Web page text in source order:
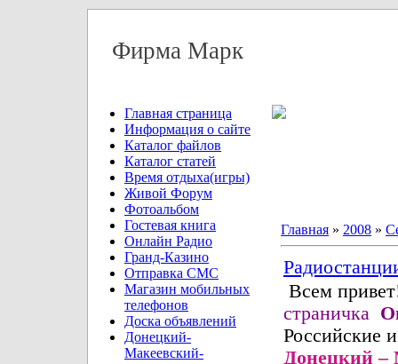
Фирма Марк
Главная страница
Информация о сайте
Каталог файлов
Каталог статей
Время отдыха(игры)
Живой Форум
Фотоальбом
Гостевая книга
Онлайн Радио
Гранд-Казино
Отправка СМС
Магазин мобильных
телефонов
Доска объявлений
Донецкий-
Макеевский-
Главная » 2008 »
Всем
страничка О
Российские
Донецкий –